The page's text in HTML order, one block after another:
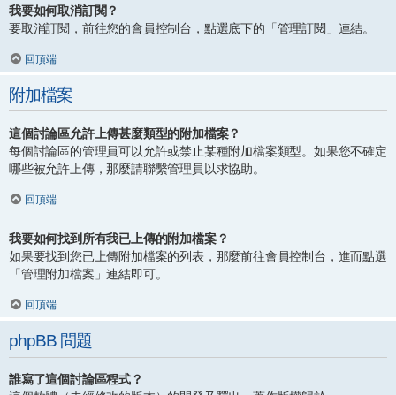
我要如何取消訂閱？
要取消訂閱，前往您的會員控制台，點選底下的「管理訂閱」連結。
回頂端
附加檔案
這個討論區允許上傳甚麼類型的附加檔案？
每個討論區的管理員可以允許或禁止某種附加檔案類型。如果您不確定
哪些被允許上傳，那麼請聯繫管理員以求協助。
回頂端
我要如何找到所有我已上傳的附加檔案？
如果要找到您已上傳附加檔案的列表，那麼前往會員控制台，進而點選
「管理附加檔案」連結即可。
回頂端
phpBB 問題
誰寫了這個討論區程式？